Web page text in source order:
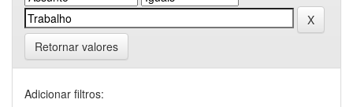
Retornar valores
Adicionar filtros: